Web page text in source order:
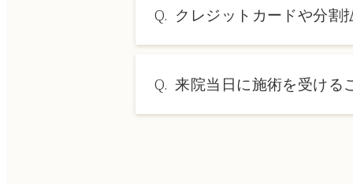
Q. クレジットカードや分割
Q. 来院当日に施術を受ける